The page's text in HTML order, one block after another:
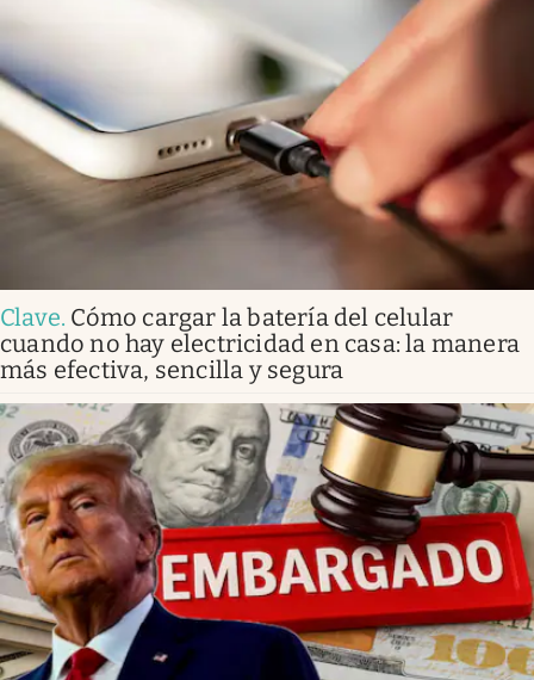
Clave. Cómo cargar la batería del celular
cuando no hay electricidad en casa: la manera
más efectiva, sencilla y segura